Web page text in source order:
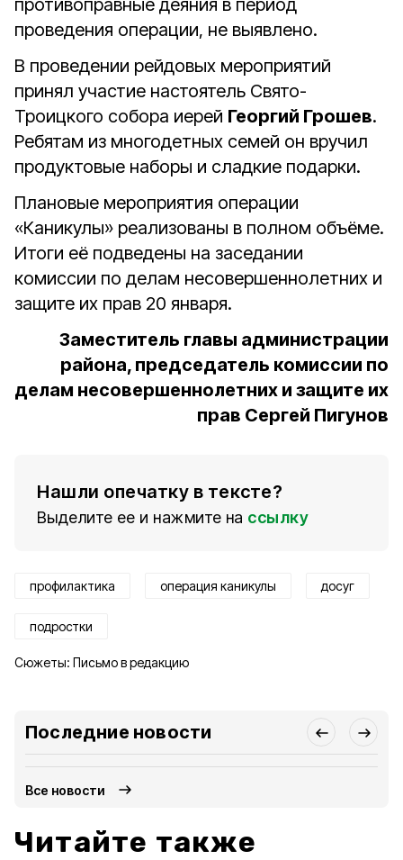
противоправные деяния в период
проведения операции, не выявлено.
В проведении рейдовых мероприятий
принял участие настоятель Свято-
Троицкого собора иерей Георгий Грошев.
Ребятам из многодетных семей он вручил
продуктовые наборы и сладкие подарки.
Плановые мероприятия операции
«Каникулы» реализованы в полном объёме.
Итоги её подведены на заседании
комиссии по делам несовершеннолетних и
защите их прав 20 января.
Заместитель главы администрации
района, председатель комиссии по
делам несовершеннолетних и защите их
прав Сергей Пигунов
Нашли опечатку в тексте?
Выделите ее и нажмите на ссылку
профилактика операция каникулы досуг
подростки
Сюжеты: Письмо в редакцию
Последние новости
Все новости
Читайте также